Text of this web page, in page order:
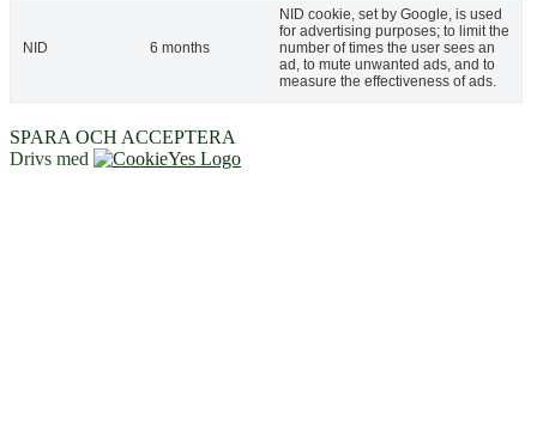
NID 6 months
NID cookie, set by Google, is used
for advertising purposes; to limit the
number of times the user sees an
ad, to mute unwanted ads, and to
measure the effectiveness of ads.
SPARA OCH ACCEPTERA
Drivs med